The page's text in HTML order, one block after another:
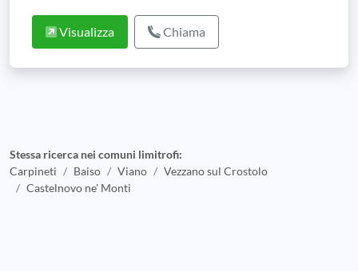
Visualizza Chiama
Stessa ricerca nei comuni limitrofi:
Carpineti
Baiso Viano
Vezzano sul Crostolo
Castelnovo ne' Monti